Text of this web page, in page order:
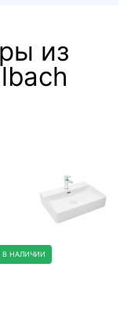
из
В НАЛИЧИИ